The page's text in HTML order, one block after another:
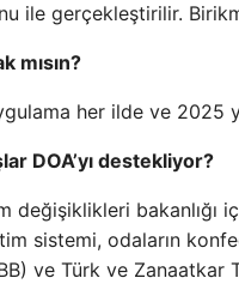
ile gerçekleştirilir.
mısın?
her ilde ve 2025
DOA’yı destekliyor?
değişiklikleri bakanlığı
sistemi, odaların
ve Türk ve Zanaatkar